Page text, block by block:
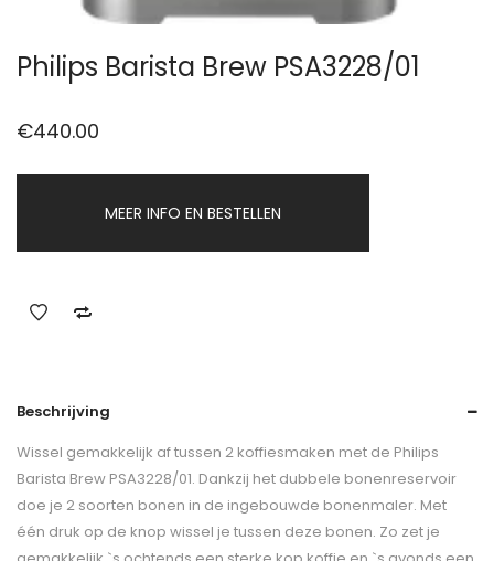
Philips Barista Brew PSA3228/01
€440.00
MEER INFO EN BESTELLEN
Beschrijving
Wissel gemakkelijk af tussen 2 koffiesmaken met de Philips
Barista Brew PSA3228/01. Dankzij het dubbele bonenreservoir
doe je 2 soorten bonen in de ingebouwde bonenmaler. Met
één druk op de knop wissel je tussen deze bonen. Zo zet je